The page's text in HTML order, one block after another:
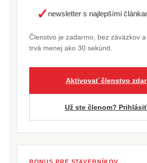
✓ newsletter s najlepšími
Členstvo je zadarmo, bez záväzkov
trvá menej ako 30 sekúnd.
Aktivovať členstvo
Už ste členom?